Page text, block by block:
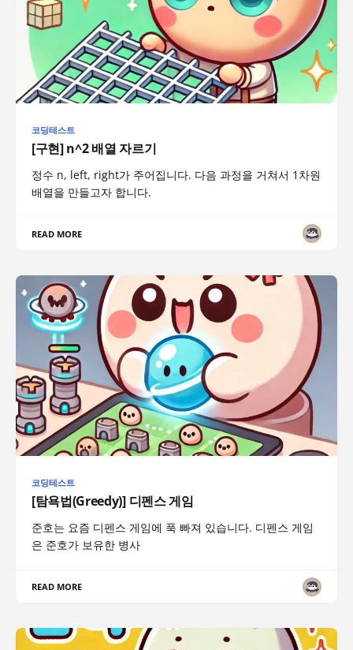
코딩테스트
[구현] n^2 배열 자르기
정수 n, left, right가 주어집니다. 다음 과정을 거쳐서 1차원
배열을 만들고자 합니다.
READ MORE
코딩테스트
[탐욕법(Greedy)] 디펜스 게임
준호는 요즘 디펜스 게임에 푹 빠져 있습니다. 디펜스 게임
은 준호가 보유한 병사
READ MORE